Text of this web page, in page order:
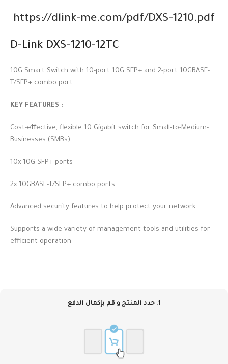
https://dlink-me.com/pdf/DXS-1210.pdf
D-Link DXS-1210-12TC
10G Smart Switch with 10-port 10G SFP+ and 2-port 10GBASE-
T/SFP+ combo port
: KEY FEATURES
Cost-eﬀective, flexible 10 Gigabit switch for Small-to-Medium-
Businesses (SMBs)
Advanced security features to help protect your network
Supports a wide variety of management tools and utilities for
efficient operation
1. حدد المنتج و قم بإكمال الدفع